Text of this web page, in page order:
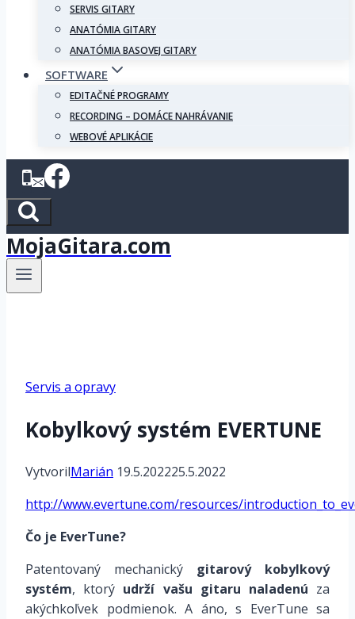
SERVIS GITARY
ANATÓMIA GITARY
ANATÓMIA BASOVEJ GITARY
SOFTWARE
EDITAČNÉ PROGRAMY
RECORDING – DOMÁCE NAHRÁVANIE
WEBOVÉ APLIKÁCIE
MojaGitara.com
Servis a opravy
Kobylkový systém EVERTUNE
VytvorilMarián 19.5.202225.5.2022
http://www.evertune.com/resources/
Čo je EverTune?
Patentovaný mechanický gitarový kobylkový
systém, ktorý udrží vašu gitaru naladenú za
akýchkoľvek podmienok. A áno, s EverTune sa